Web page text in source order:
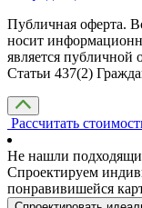
Публичная оферта.
носит
является публичной
Статьи 437(2)
Рассчитать
Не нашли
Спроектируем
понравивишейся